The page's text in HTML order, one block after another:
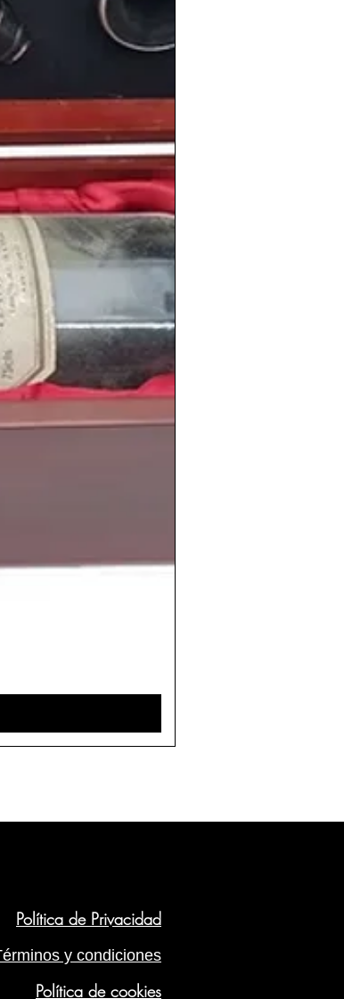
en 1988
se prohibia el
los transportes colectivos
recordar el Premio Nadal de
paraíso, de temática urbana
elReal Madridganaba su
que el equipo neerlandés
y única vez laChampions
triunfaban bandas de
e Iron Maiden, los cuales
Pamplona.
como Víctor Manuel
Iglesiasy grupos como
que sacaba ese año1988
su
tan conocidas como
, el futbolista argentinoKun
una amplia selección de
Política de Privacidad
y condiciones
Política de cookies